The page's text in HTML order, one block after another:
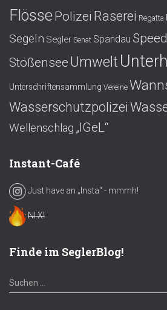
FlössePolizei Raserei Regatta
Segeln Segler Senat Spandau
Stößensee Umwelt
Unterschriftensammlung Vereine
Wasserschutzpolizei
Wellenschlag „IGeL“
Instant-Café
Just have an „Insta“ - mmmh!
NI X!
Finde im SeglerBlog!
S
u
Suchen …